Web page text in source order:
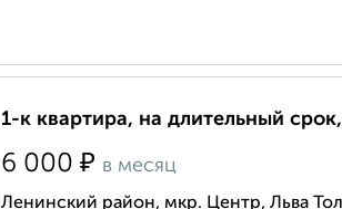
1-к квартира, на длительный
6 000 ₽ в месяц
Ленинский район, мкр. Центр, Льва